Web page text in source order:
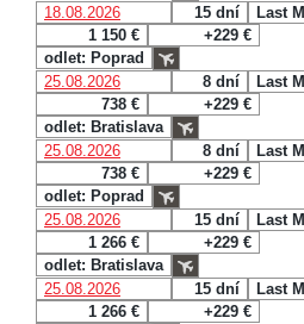
18.08.2026
15 dní
Last
1 150 €
+229 €
odlet: Poprad
25.08.2026
8 dní
Last
738 €
+229 €
odlet: Bratislava
25.08.2026
8 dní
Last
738 €
+229 €
odlet: Poprad
25.08.2026
15 dní
Last
1 266 €
+229 €
odlet: Bratislava
25.08.2026
15 dní
Last
1 266 €
+229 €